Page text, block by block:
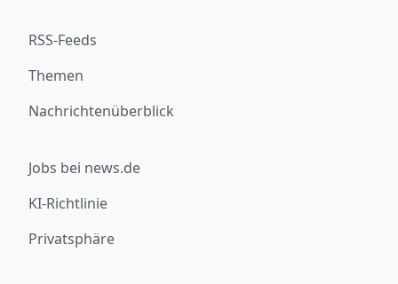
RSS-Feeds
Themen
Nachrichtenüberblick
Jobs bei news.de
KI-Richtlinie
Privatsphäre